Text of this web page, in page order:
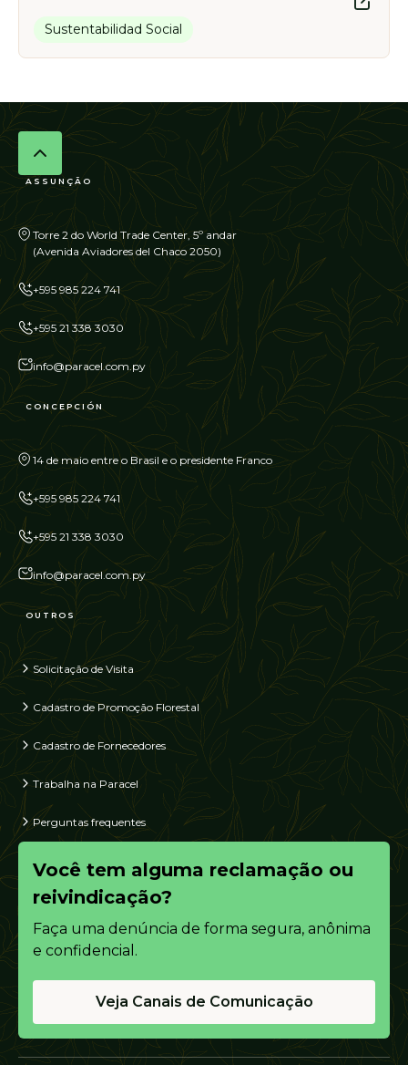
Sustentabilidad Social
ASSUNÇÃO
Torre 2 do World Trade Center, 5º andar
(Avenida Aviadores del Chaco 2050)
+595 985 224 741
+595 21 338 3030
info@paracel.com.py
CONCEPCIÓN
14 de maio entre o Brasil e o presidente Franco
+595 985 224 741
+595 21 338 3030
info@paracel.com.py
OUTROS
Solicitação de Visita
Cadastro de Promoção Florestal
Cadastro de Fornecedores
Trabalha na Paracel
Perguntas frequentes
Você tem alguma reclamação ou
reivindicação?
Faça uma denúncia de forma segura, anônima
e confidencial.
Veja Canais de Comunicação